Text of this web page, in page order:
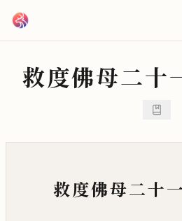
救度佛母二十
救度佛母二十